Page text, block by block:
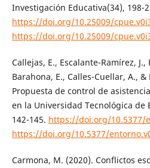
Investigación Educativa(34), 198-
https://doi.org/10.25009/
https://doi.org/10.25009/
Callejas, E., Escalante-Ramírez,
Barahona, E., Calles-Cuellar, A., &
Propuesta de control de
en la Universidad Tecnológica de
142-145. https://doi.org/10.5377/
https://doi.org/10.5377/
Carmona, M. (2020). Conflictos